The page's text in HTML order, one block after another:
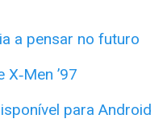
a pensar no futuro
’97
para Android